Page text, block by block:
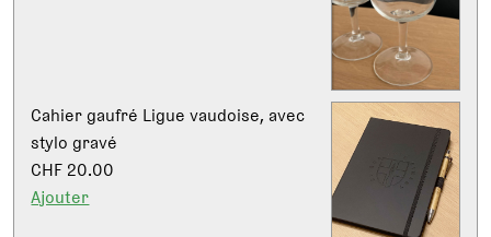
Cahier gaufré Ligue vaudoise, avec
stylo gravé
CHF 20.00
Ajouter